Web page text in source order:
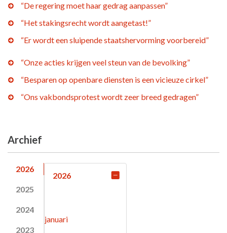
“De regering moet haar gedrag aanpassen”
“Het stakingsrecht wordt aangetast!”
“Er wordt een sluipende staatshervorming voorbereid”
“Onze acties krijgen veel steun van de bevolking”
“Besparen op openbare diensten is een vicieuze cirkel”
“Ons vakbondsprotest wordt zeer breed gedragen”
Archief
2026
2025
2024
2023
2026
januari